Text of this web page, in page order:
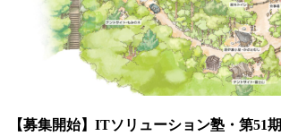
【募集開始】ITソリューション塾・第51期